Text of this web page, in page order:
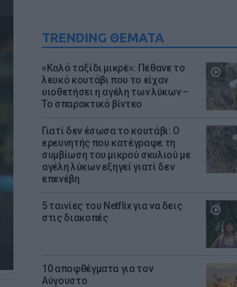
TRENDING ΘΕΜΑΤΑ
«Καλό ταξίδι μικρέ»: Πέθανε το
λευκό κουτάβι που το είχαν
υιοθετήσει η αγέλη των λύκων –
Το σπαρακτικό βίντεο
Γιατί δεν έσωσα το κουτάβι: Ο
ερευνητής που κατέγραφε τη
συμβίωση του μικρού σκυλιού με
αγέλη λύκων εξηγεί γιατί δεν
επενέβη
5 ταινίες του Netflix για να δεις
στις διακοπές
10 αποφθέγματα για τον
Αύγουστο